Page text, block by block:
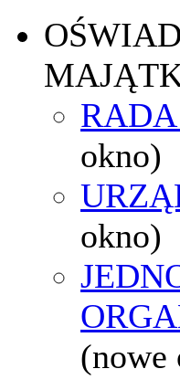
okno)
okno)
(nowe